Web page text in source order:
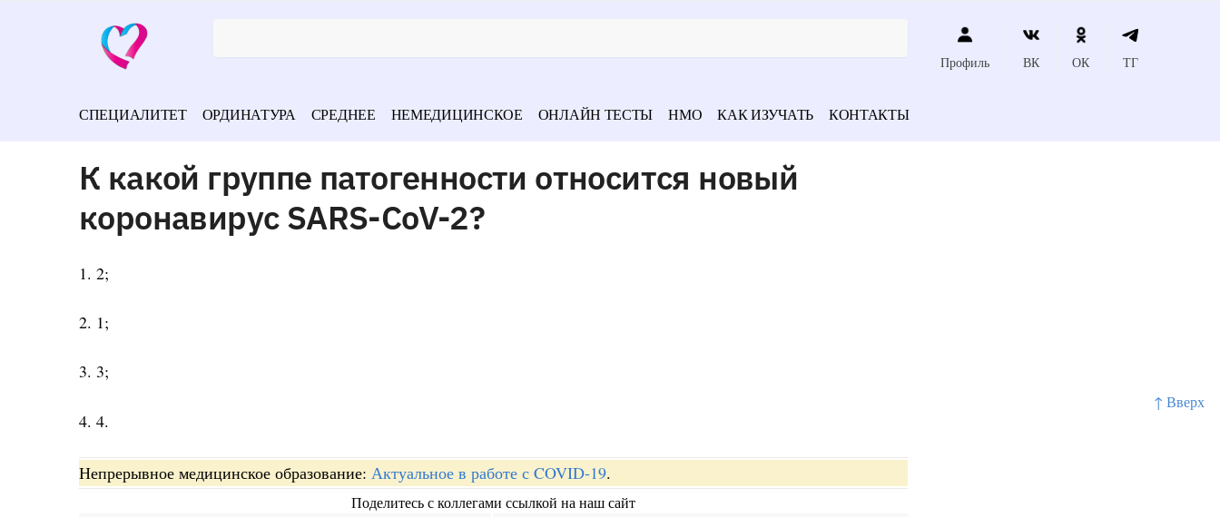
↑ Вверх
Профиль ВК ОК ТГ
СПЕЦИАЛИТЕТ ОРДИНАТУРА СРЕДНЕЕ НЕМЕДИЦИНСКОЕ ОНЛАЙН ТЕСТЫ НМО КАК ИЗУЧАТЬ КОНТАКТЫ
К какой группе патогенности относится новый
коронавирус SARS-CoV-2?
1. 2;
2. 1;
3. 3;
4. 4.
Непрерывное медицинское образование: Актуальное в работе с COVID-19.
Поделитесь с коллегами ссылкой на наш сайт